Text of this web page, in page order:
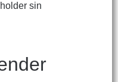
sin